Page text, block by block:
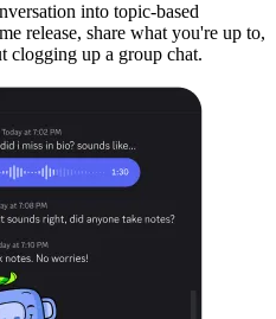
into topic-based
release, share what you're up to,
up a group chat.